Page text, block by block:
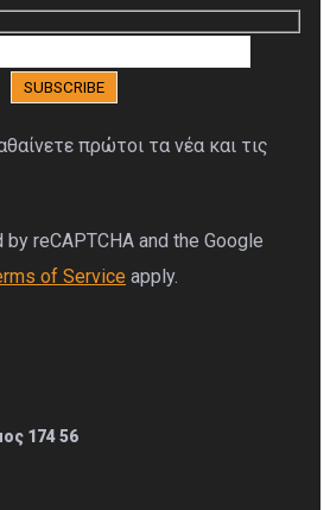
πρώτοι τα νέα και τις
reCAPTCHA and the Google
of Service apply.
174 56